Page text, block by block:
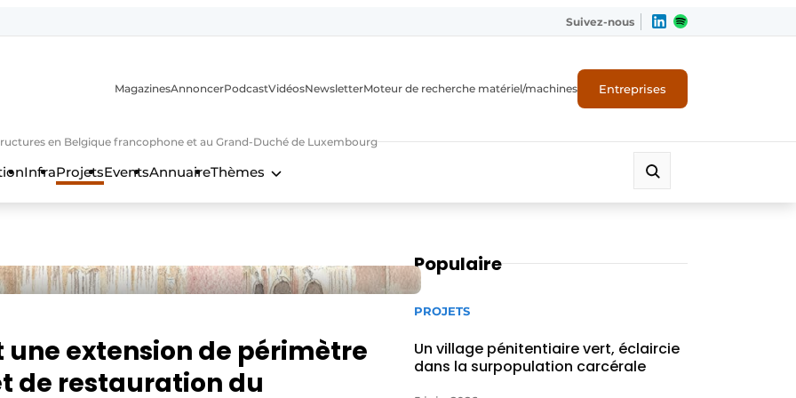
Suivez-nous
en Belgique francophone et au Grand-Duché de Luxembourg
MagazinesAnnoncerPodcastVidéosNewsletterMoteur de recherche matériel/machines Entreprises
InfraProjetsEventsAnnuaireThèmes
extension de périmètre
de restauration du
Populaire
PROJETS
Un village pénitentiaire vert, éclaircie
dans la surpopulation carcérale